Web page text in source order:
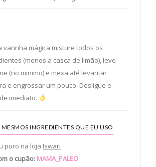
varinha mágica misture todos os
(menos a casca de limão), leve
(no minimo) e mexa até levantar
e engrossar um pouco. Desligue e
imediato.
INGREDIENTES QUE EU USO
puro na loja Iswari
o cupão: MAMA_PALEO